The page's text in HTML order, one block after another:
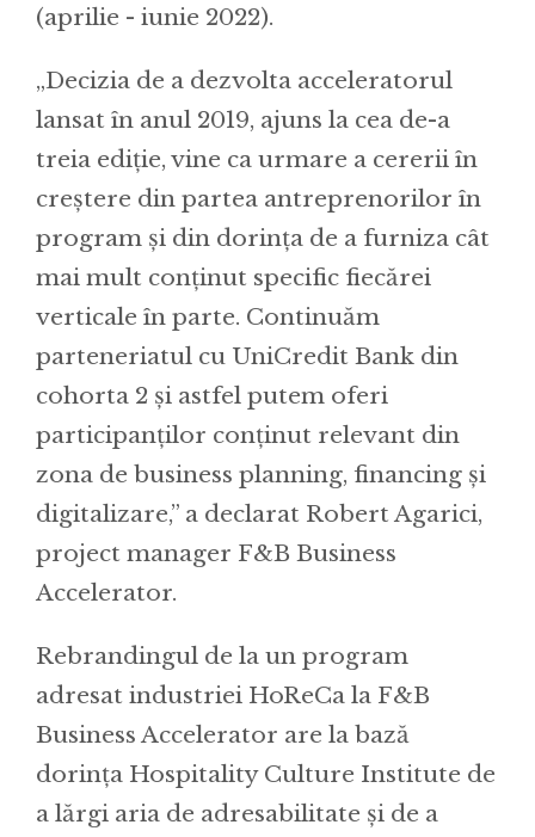
(aprilie - iunie 2022).
„Decizia de a dezvolta acceleratorul
lansat în anul 2019, ajuns la cea de-a
treia ediție, vine ca urmare a cererii în
creștere din partea antreprenorilor în
program și din dorința de a furniza cât
mai mult conținut specific fiecărei
verticale în parte. Continuăm
parteneriatul cu UniCredit Bank din
cohorta 2 și astfel putem oferi
participanților conținut relevant din
zona de business planning, financing și
digitalizare,” a declarat Robert Agarici,
project manager F&B Business
Accelerator.
Rebrandingul de la un program
adresat industriei HoReCa la F&B
Business Accelerator are la bază
dorința Hospitality Culture Institute de
a lărgi aria de adresabilitate și de a